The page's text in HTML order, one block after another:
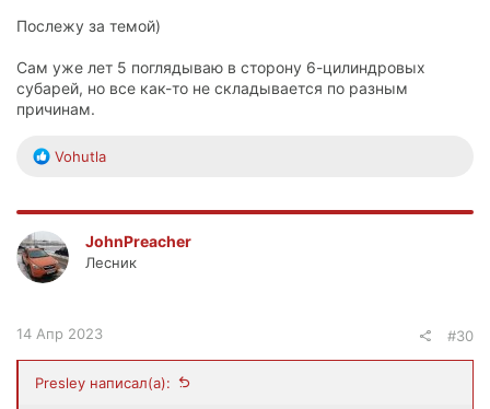
Послежу за темой)
Сам уже лет 5 поглядываю в сторону 6-цилиндровых
субарей, но все как-то не складывается по разным
причинам.
Р
к
ц
и
и
Vohutla
JohnPreacher
Лесник
14 Апр 2023 #30
Presley написал(а):